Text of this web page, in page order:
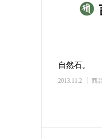
自然石。
2013.11.2 商